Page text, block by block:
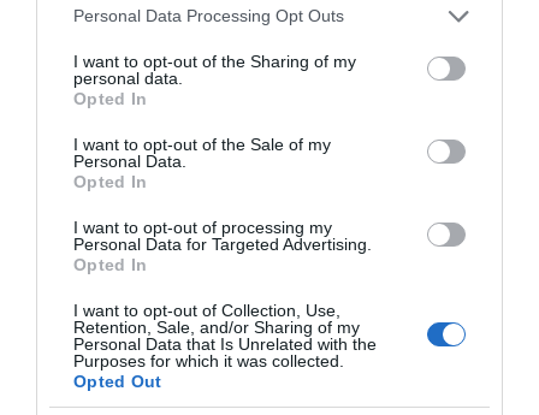
Please note that this website/app uses one or more Google
not limited to your visit or usage behaviour. You may click to
grant or deny consent to Google and its third-party tags to
use your data for below specified purposes in below Google
consent section.
Personal Data Processing Opt Outs
I want to opt-out of the Sharing of my
personal data.
Opted In
I want to opt-out of the Sale of my
Personal Data.
Opted In
I want to opt-out of processing my
Personal Data for Targeted Advertising.
Opted In
I want to opt-out of Collection, Use,
Retention, Sale, and/or Sharing of my
Personal Data that Is Unrelated with the
Purposes for which it was collected.
Opted Out
Ξύπνησαν, αλλά για τους λάθος λόγους…
Παναθηναϊκός – ΤΣΣΚΑ 1948 1-1: «Στραβοπάτημα»
GSI: Στο έργο διασύνδεσης Ελλάδας-Κύπρου η
που έχει παγώσει εδώ και έναν χρόνο – Πότε θα
ολοκληρωθεί το έργο του καλωδίου;
Παναθηναϊκός – ΤΣΣΚΑ 1948 LIVE: Η τηλεοπτική
μετάδοση του αγώνα (ΣΚΑΪ)